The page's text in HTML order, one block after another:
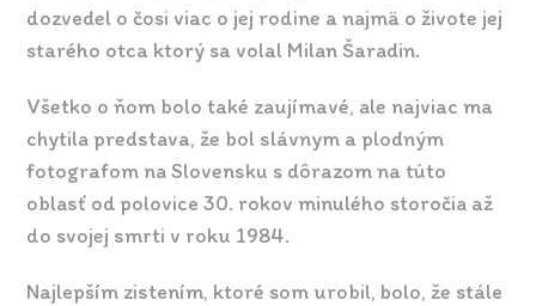
dozvedel o čosi viac o jej rodine a najmä o živote jej
starého otca ktorý sa volal Milan Šaradin.
Všetko o ňom bolo také zaujímavé, ale najviac ma
chytila ​​predstava, že bol slávnym a plodným
fotografom na Slovensku s dôrazom na túto
oblasť od polovice 30. rokov minulého storočia až
do svojej smrti v roku 1984.
Najlepším zistením, ktoré som urobil, bolo, že stále